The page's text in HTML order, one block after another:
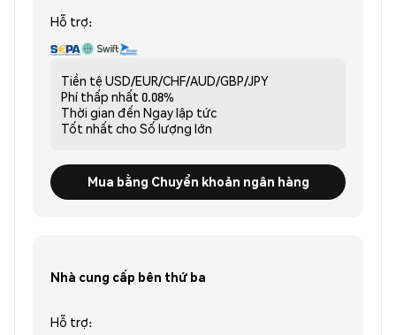
Hỗ trợ:
Tiền tệ USD/EUR/CHF/AUD/GBP/JPY
Phí thấp nhất 0.08%
Thời gian đến Ngay lập tức
Tốt nhất cho Số lượng lớn
Mua bằng Chuyển khoản ngân hàng
Nhà cung cấp bên thứ ba
Hỗ trợ: